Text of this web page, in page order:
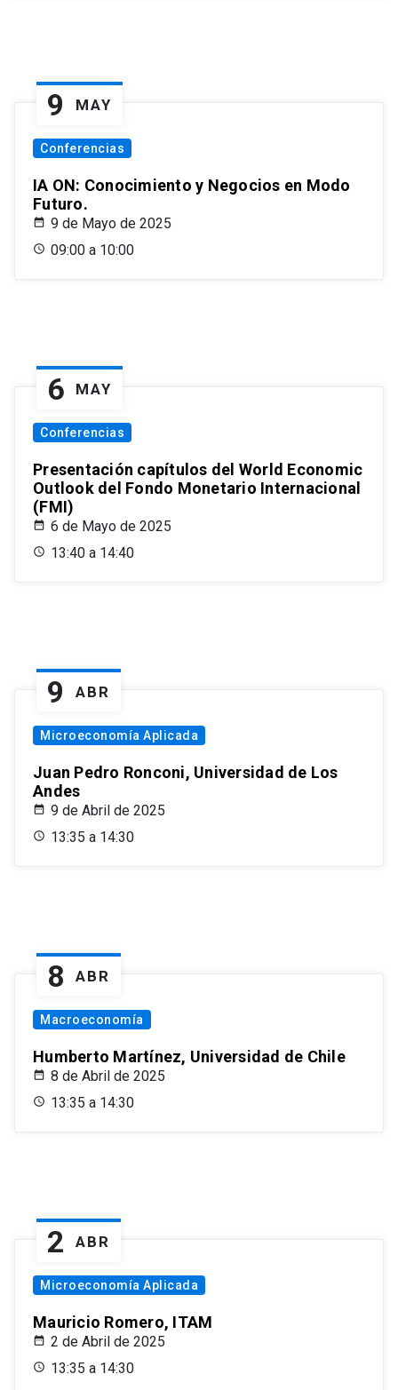
9 MAY
Conferencias
IA ON: Conocimiento y Negocios en Modo
Futuro.
9 de Mayo de 2025
09:00 a 10:00
6 MAY
Conferencias
Presentación capítulos del World Economic
Outlook del Fondo Monetario Internacional
(FMI)
6 de Mayo de 2025
13:40 a 14:40
9 ABR
Microeconomía Aplicada
Juan Pedro Ronconi, Universidad de Los
Andes
9 de Abril de 2025
13:35 a 14:30
8 ABR
Macroeconomía
Humberto Martínez, Universidad de Chile
8 de Abril de 2025
13:35 a 14:30
2 ABR
Microeconomía Aplicada
Mauricio Romero, ITAM
2 de Abril de 2025
13:35 a 14:30